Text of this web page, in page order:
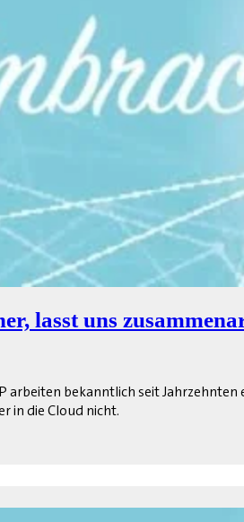
lasst uns
arbeiten bekanntlich seit
in die Cloud nicht.